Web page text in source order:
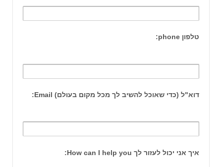
טלפון phone:
דוא"ל (כדי שאוכל להשיב לך מכל מקום בעולם) Email:
איך אני יכול לעזור לך How can I help you: